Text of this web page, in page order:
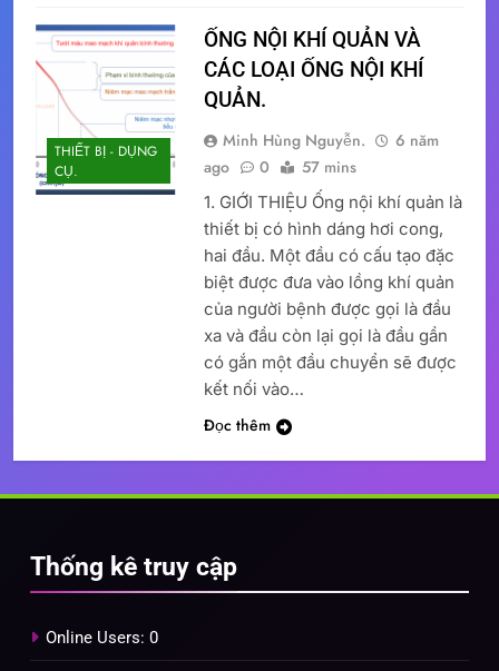
THIẾT BỊ - DỤNG
CỤ.
ỐNG NỘI KHÍ QUẢN VÀ
CÁC LOẠI ỐNG NỘI KHÍ
QUẢN.
Minh Hùng Nguyễn.
6 năm
ago
0 57 mins
1. GIỚI THIỆU Ống nội khí quản là
thiết bị có hình dáng hơi cong,
hai đầu. Một đầu có cấu tạo đặc
biệt được đưa vào lồng khí quản
của người bệnh được gọi là đầu
xa và đầu còn lại gọi là đầu gần
có gắn một đầu chuyển sẽ được
kết nối vào…
Đọc thêm
Thống kê truy cập
Online Users: 0